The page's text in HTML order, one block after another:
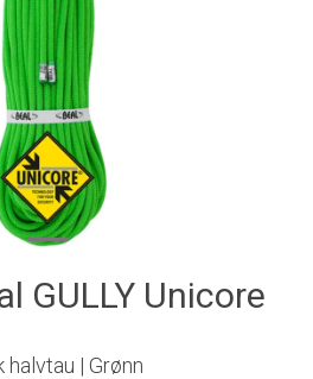
GULLY Unicore
halvtau | Grønn